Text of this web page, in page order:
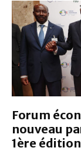
Forum
nouveau
1ère